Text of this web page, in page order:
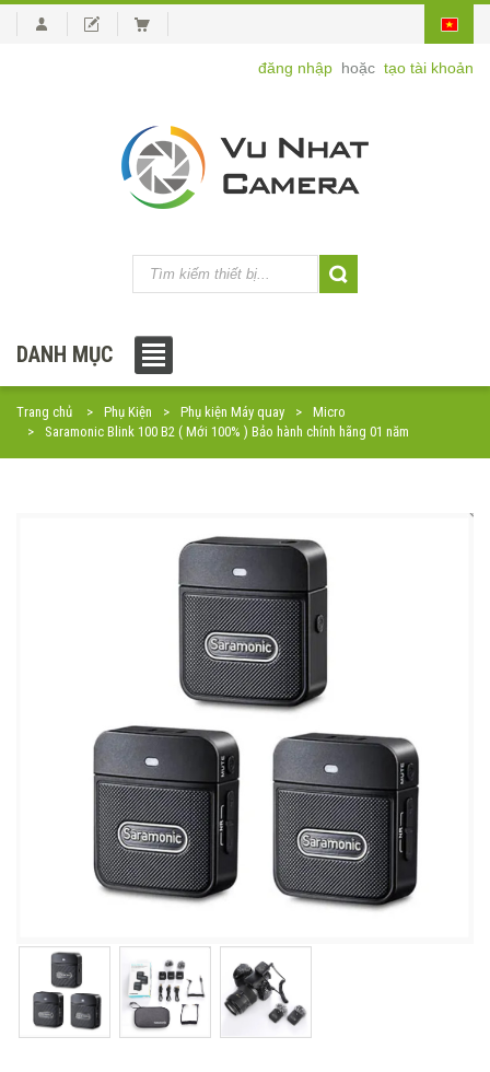
đăng nhập hoặc tạo tài khoản
DANH MỤC
Trang chủ Phụ Kiện Phụ kiện Máy quay
Micro
Saramonic Blink 100 B2 ( Mới 100% ) Bảo hành chính hãng 01 năm